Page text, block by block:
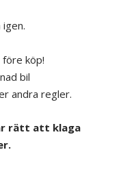
köp!
bil
andra regler.
rätt att klaga